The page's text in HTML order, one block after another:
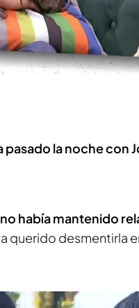
la noche con
no había mantenido
querido desmentirla